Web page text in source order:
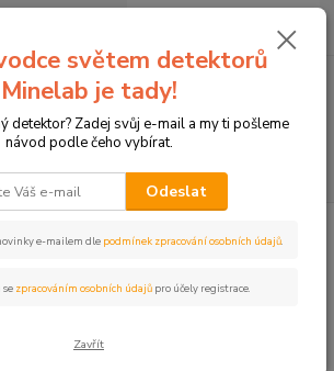
0 Kč
světem detektorů
Minelab je tady!
detektor? Zadej svůj e-mail a my ti pošleme
návod podle čeho vybírat.
Odeslat
e-mailem dle podmínek zpracování osobních údajů.
se zpracováním osobních údajů pro účely registrace.
Zavřít